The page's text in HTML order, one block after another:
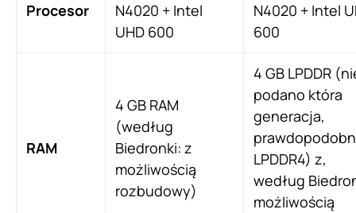
Procesor
N4020 + Intel
UHD 600
N4020 + Intel
600
RAM
4 GB RAM
(według
Biedronki: z
możliwością
rozbudowy)
4 GB LPDDR
podano która
generacja,
LPDDR4) z,
według
możliwością